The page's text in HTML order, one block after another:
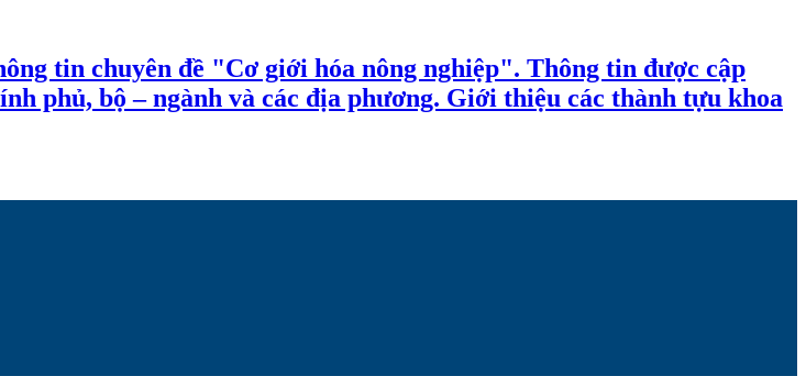
tin chuyên đề "Cơ giới hóa nông nghiệp". Thông tin được cập
phủ, bộ – ngành và các địa phương. Giới thiệu các thành tựu khoa